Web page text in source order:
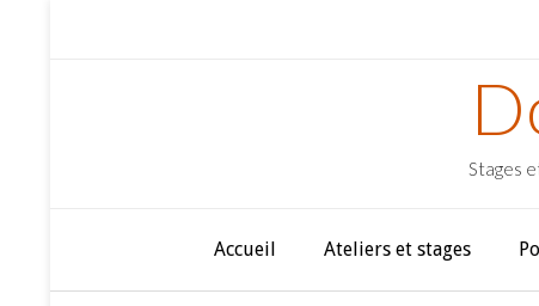
Stages
Accueil Ateliers et stages